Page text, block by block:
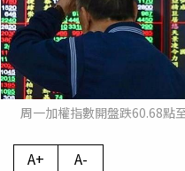
周一加權指數開盤跌60.68點
A+ A-